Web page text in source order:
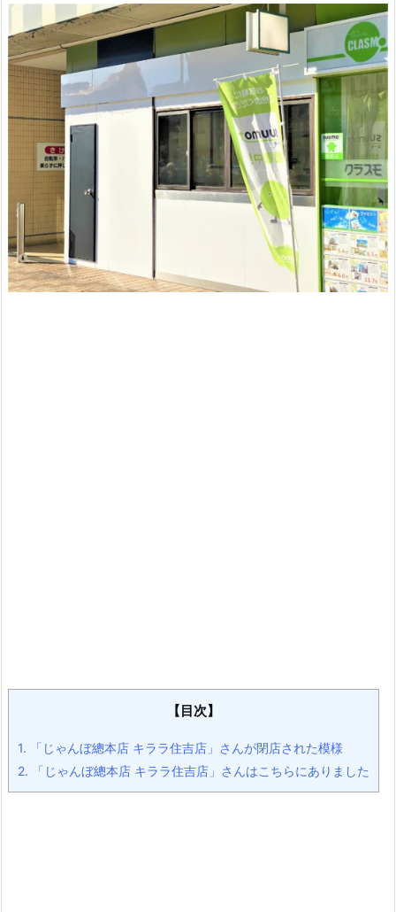
【目次】
1. 「じゃんぼ總本店 キララ住吉店」さんが閉店された模様
2. 「じゃんぼ總本店 キララ住吉店」さんはこちらにありました